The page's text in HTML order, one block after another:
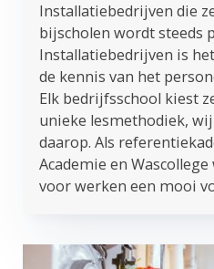
Installatiebedrijven die
bijscholen wordt steeds
Installatiebedrijven is
de kennis van het
Elk bedrijfsschool kiest
unieke lesmethodiek,
daarop. Als
Academie en
voor werken een mooi